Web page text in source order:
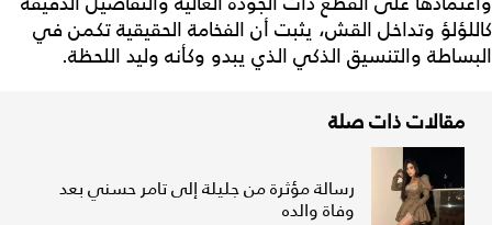
كاللؤلؤ وتداخل القش، يثبت أن الفخامة الحقيقية تكمن في
البساطة والتنسيق الذكي الذي يبدو وكأنه وليد اللحظة.
مقالات ذات صلة
رسالة مؤثرة من جليلة إلى تامر حسني بعد
وفاة والده